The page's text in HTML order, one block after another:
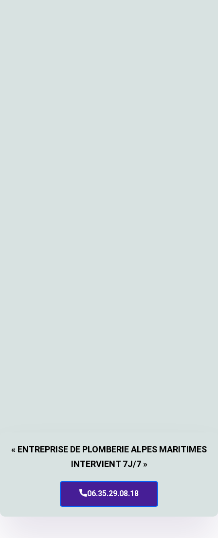
« ENTREPRISE DE PLOMBERIE ALPES MARITIMES
INTERVIENT 7J/7 »
06.35.29.08.18